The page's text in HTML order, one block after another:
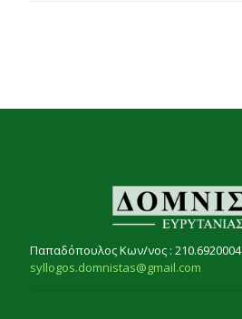
Παπαδόπουλος Κων/νος : 210.6920004
syllogos.domnistas@gmail.com